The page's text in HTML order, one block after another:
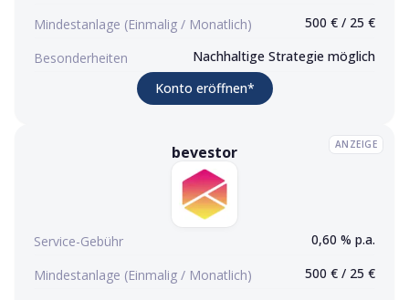
Mindestanlage (Einmalig / Monatlich) 500 € / 25 €
Besonderheiten
Nachhaltige Strategie möglich
Konto eröffnen*(Werbelink)
Konto eröffnen (Werbelink) ANZEIGE
bevestor
Service-Gebühr 0,60 % p.a.
Mindestanlage (Einmalig / Monatlich) 500 € / 25 €